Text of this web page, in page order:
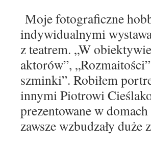
Moje fotograficzne
indywidualnymi
z teatrem. „W obiek
aktorów”,
szminki”. Robiłem
innymi Piotrowi
prezentowane w
zawsze wzbudzały